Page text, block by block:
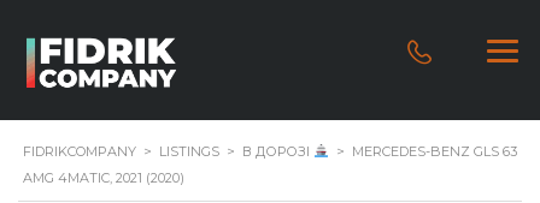
FIDRIKCOMPANY > LISTINGS > В ДОРОЗІ > MERCEDES-BENZ GLS 63
AMG 4MATIC, 2021 (2020)